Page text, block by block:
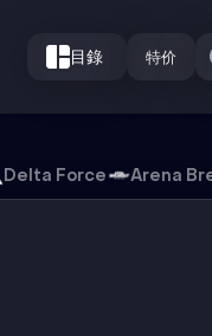
目錄 特价
Delta Force Arena